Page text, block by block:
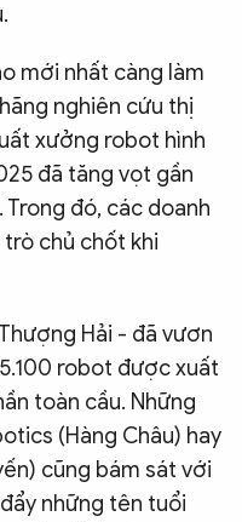
mới nhất càng làm
nghiên cứu thị
xưởng robot hình
đã tăng vọt gần
Trong đó, các doanh
chủ chốt khi
Hải - đã vươn
robot được xuất
toàn cầu. Những
(Hàng Châu) hay
cũng bám sát với
những tên tuổi